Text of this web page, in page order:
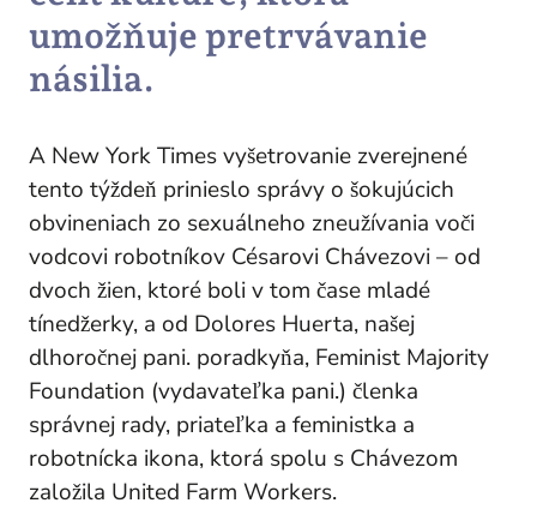
umožňuje pretrvávanie
násilia.
A New York Timesvyšetrovanie zverejnené
tento týždeň prinieslo správy o šokujúcich
obvineniach zo sexuálneho zneužívania voči
vodcovi robotníkov Césarovi Chávezovi – od
dvoch žien, ktoré boli v tom čase mladé
tínedžerky, a od Dolores Huerta, našej
dlhoročnej pani. poradkyňa, Feminist Majority
Foundation (vydavateľka pani.) členka
správnej rady, priateľka a feministka a
robotnícka ikona, ktorá spolu s Chávezom
založila United Farm Workers.